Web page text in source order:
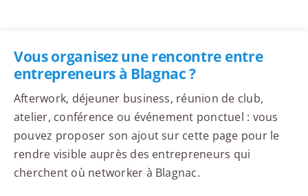
Vous organisez une rencontre entre
entrepreneurs à Blagnac ?
Afterwork, déjeuner business, réunion de club,
atelier, conférence ou événement ponctuel : vous
pouvez proposer son ajout sur cette page pour le
rendre visible auprès des entrepreneurs qui
cherchent où networker à Blagnac.